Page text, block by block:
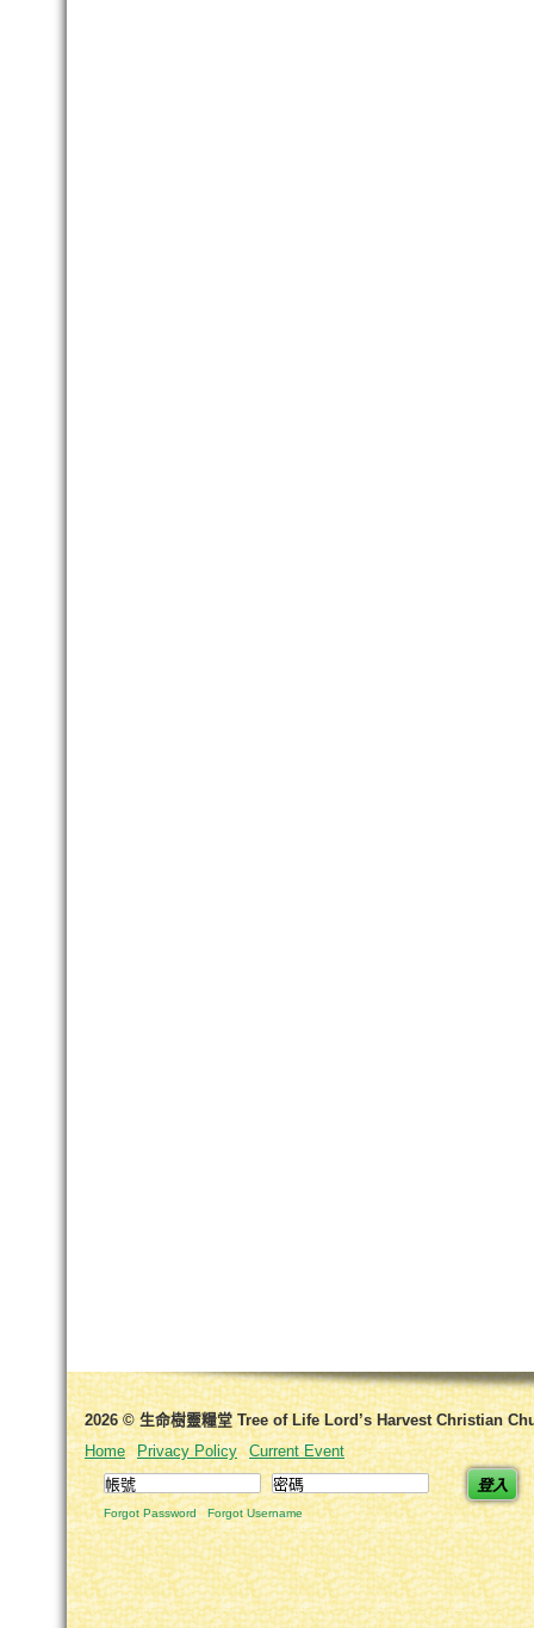
2026 © 生命樹靈糧堂 Tree of Life Lord’s Harvest Christian
Home
Privacy Policy
Current Event
登入
Forgot Password Forgot Username